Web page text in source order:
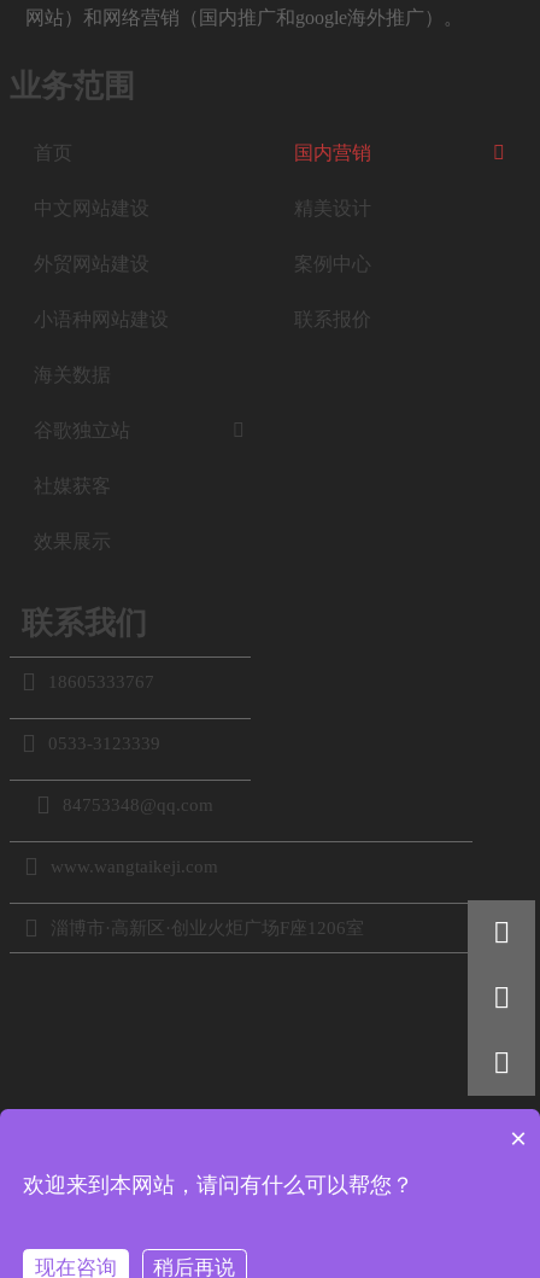
网站）和网络营销（国内推广和google海外推广）。
业务范围
首页
中文网站建设
外贸网站建设
小语种网站建设
海关数据
谷歌独立站 
社媒获客
效果展示
国内营销 
精美设计
案例中心
联系报价
联系我们
 18605333767
 0533-3123339
 84753348@qq.com
 www.wangtaikeji.com
 淄博市·高新区·创业火炬广场F座1206室
电话：18605333767
版权所有 © 2022 淄博网泰信息科技有限公司



×
欢迎来到本网站，请问有什么可以帮您？
现在咨询 稍后再说